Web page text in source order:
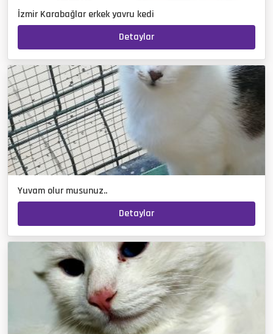
İzmir Karabağlar erkek yavru kedi
Detaylar
Yuvam olur musunuz..
Detaylar